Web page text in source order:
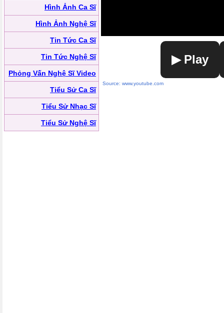
Hình Ảnh Ca Sĩ
Hình Ảnh Nghệ Sĩ
Tin Tức Ca Sĩ
Tin Tức Nghệ Sĩ
Phỏng Vấn Nghệ Sĩ Video
Tiểu Sử Ca Sĩ
Tiểu Sử Nhạc Sĩ
Tiểu Sử Nghệ Sĩ
▶ Play
Source: www.youtube.com